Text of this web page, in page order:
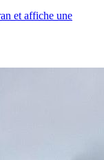
et affiche une